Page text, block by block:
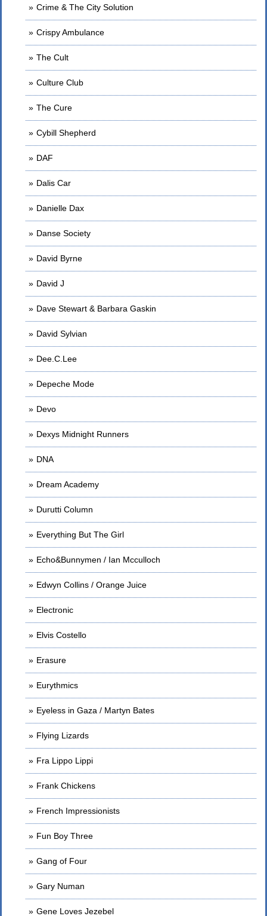
Crime & The City Solution
Crispy Ambulance
The Cult
Culture Club
The Cure
Cybill Shepherd
DAF
Dalis Car
Danielle Dax
Danse Society
David Byrne
David J
Dave Stewart & Barbara Gaskin
David Sylvian
Dee.C.Lee
Depeche Mode
Devo
Dexys Midnight Runners
DNA
Dream Academy
Durutti Column
Everything But The Girl
Echo&Bunnymen / Ian Mcculloch
Edwyn Collins / Orange Juice
Electronic
Elvis Costello
Erasure
Eurythmics
Eyeless in Gaza / Martyn Bates
Flying Lizards
Fra Lippo Lippi
Frank Chickens
French Impressionists
Fun Boy Three
Gang of Four
Gary Numan
Gene Loves Jezebel